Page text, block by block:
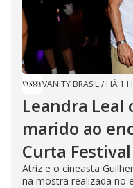
VANITY BRASIL/ HÁ 1
Leandra Leal
marido ao
Curta
Atriz e o cineasta
na mostra realizada no